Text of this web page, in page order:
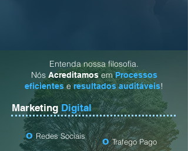
Entenda nossa filosofia.
Nós AcreditamosemProcessos
eficientese resultados auditáveis!
Marketing Digital
o Trafego Pago
o Redes Sociais